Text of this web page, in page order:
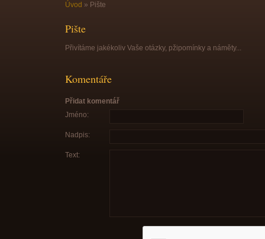
Úvod » Pište
Pište
Přivítáme jakékoliv Vaše otázky, pžipomínky a náměty...
Komentáře
Přidat komentář
Jméno:
Nadpis:
Text: